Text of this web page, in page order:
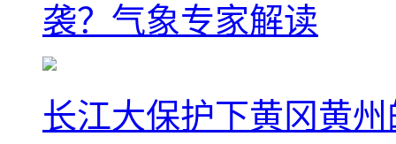
袭？气象专家解读
长江大保护下黄冈黄